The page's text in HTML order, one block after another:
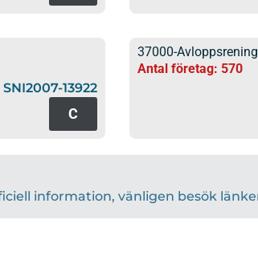
SNI2007-13922
C
37000-Avloppsrening
Antal företag: 570
information, vänligen besök